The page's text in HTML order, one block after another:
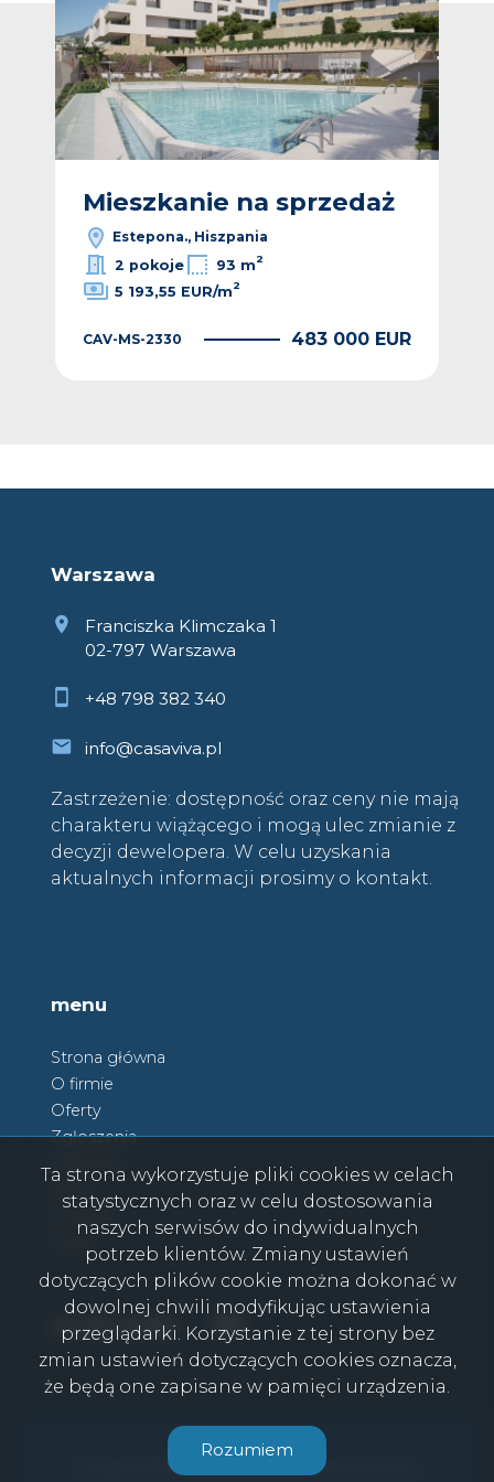
Mieszkanie na sprzedaż
Estepona., Hiszpania
2 pokoje
93 m2
5 193,55 EUR/m2
CAV-MS-2330 483 000 EUR
Warszawa
Franciszka Klimczaka 1
02-797 Warszawa
+48 798 382 340
info@casaviva.pl
Zastrzeżenie: dostępność oraz ceny nie mają
charakteru wiążącego i mogą ulec zmianie z
decyzji dewelopera. W celu uzyskania
aktualnych informacji prosimy o kontakt.
menu
Strona główna
O firmie
Oferty
Zgłoszenia
Kontakt
social media Facebook
Facebook
CasaViva © 2026
Program dla biur nieruchomości
Galactica Virgo
Ta strona wykorzystuje pliki cookies w celach
statystycznych oraz w celu dostosowania
naszych serwisów do indywidualnych
potrzeb klientów. Zmiany ustawień
dotyczących plików cookie można dokonać w
dowolnej chwili modyfikując ustawienia
przeglądarki. Korzystanie z tej strony bez
zmian ustawień dotyczących cookies oznacza,
że będą one zapisane w pamięci urządzenia.
Rozumiem